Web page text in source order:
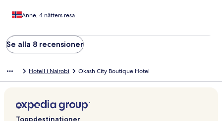
Anne, 4 nätters resa
Se alla 8 recensioner
Hotell i Nairobi Okash City Boutique Hotel
Toppdestinationer